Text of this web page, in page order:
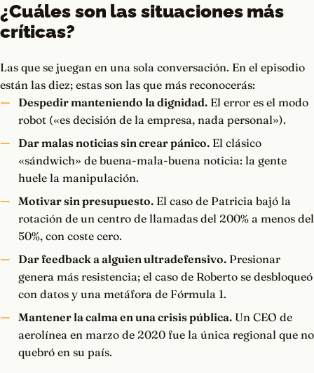
¿Cuáles son las situaciones más
críticas?
Las que se juegan en una sola conversación. En el episodio
están las diez; estas son las que más reconocerás:
Despedir manteniendo la dignidad.El error es el modo
robot («es decisión de la empresa, nada personal»).
Dar malas noticias sin crear pánico.El clásico
«sándwich» de buena-mala-buena noticia: la gente
huele la manipulación.
Motivar sin presupuesto.El caso de Patricia bajó la
rotación de un centro de llamadas del 200% a menos del
50%, con coste cero.
Dar feedback a alguien ultradefensivo.Presionar
genera más resistencia; el caso de Roberto se desbloqueó
con datos y una metáfora de Fórmula 1.
Mantener la calma en una crisis pública.Un CEO de
aerolínea en marzo de 2020 fue la única regional que no
quebró en su país.